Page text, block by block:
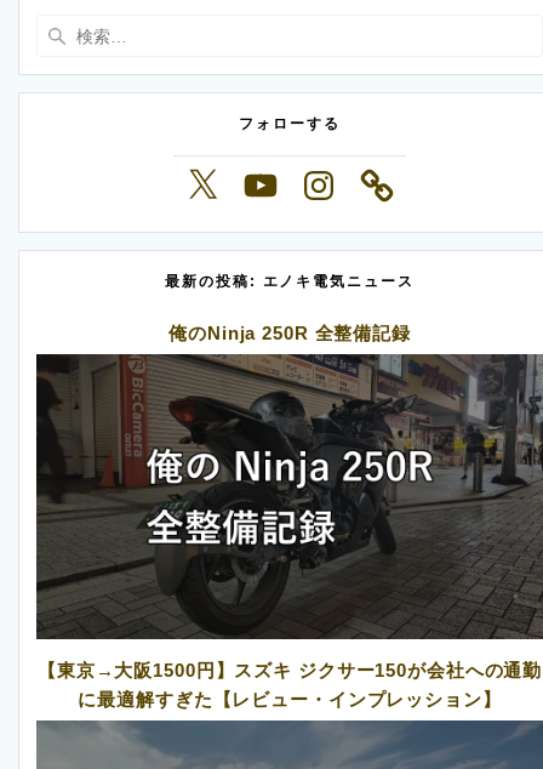
フォローする
X YouTubeInstagram
最新の投稿: エノキ電気ニュース
俺のNinja 250R 全整備記録
【東京→大阪1500円】スズキ ジクサー150が会社への通勤
に最適解すぎた【レビュー・インプレッション】